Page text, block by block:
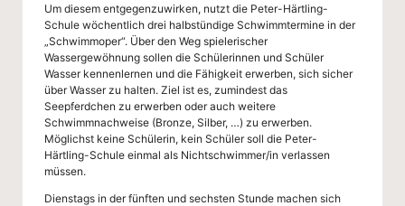
l
Um diesem entgegenzuwirken, nutzt die Peter-Härtling-
Schule wöchentlich drei halbstündige Schwimmtermine in der
„Schwimmoper“. Über den Weg spielerischer
Wassergewöhnung sollen die Schülerinnen und Schüler
Wasser kennenlernen und die Fähigkeit erwerben, sich sicher
über Wasser zu halten. Ziel ist es, zumindest das
Seepferdchen zu erwerben oder auch weitere
Schwimmnachweise (Bronze, Silber, …) zu erwerben.
Möglichst keine Schülerin, kein Schüler soll die Peter-
Härtling-Schule einmal als Nichtschwimmer/in verlassen
müssen.
Dienstags in der fünften und sechsten Stunde machen sich